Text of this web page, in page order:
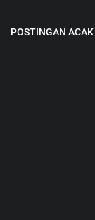
POSTINGAN ACAK